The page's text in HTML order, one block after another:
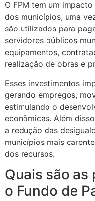
O FPM tem um
dos municípios, uma
são utilizados para
servidores públicos
equipamentos,
realização de obras e
Esses investimentos
gerando empregos,
estimulando o
econômicas. Além
a redução das
municípios mais
dos recursos.
Quais são as
o Fundo de